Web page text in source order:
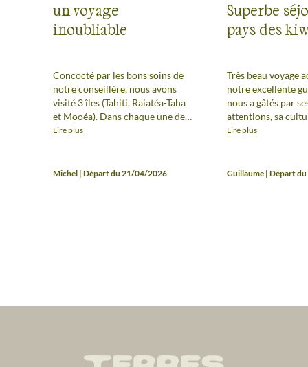
un voyage
inoubliable
Concocté par les bons soins de
notre conseillère, nous avons
visité 3 îles (Tahiti, Raiatéa-Taha
et Mooéa). Dans chaque une des
îles toutes différentes, les
apprécier la culture et les
averse tropicale.
Lire plus
Michel | Départ du 21/04/2026
Superbe
pays des
Très beau voyage
notre excellente
nous a gâtés par
attentions, sa
du partage, sa
splendides et
informés que le
Lire plus
Guillaume | Départ